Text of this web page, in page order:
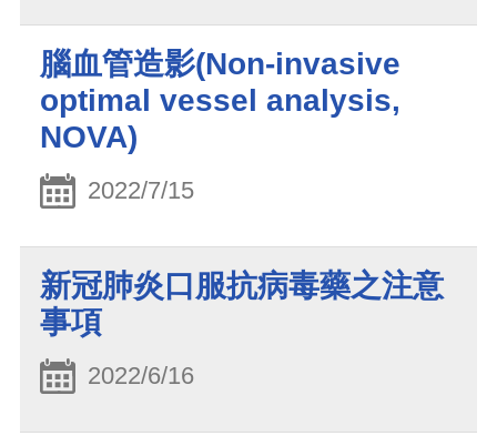
腦血管造影(Non-invasive
optimal vessel analysis,
NOVA)
2022/7/15
新冠肺炎口服抗病毒藥之注意
事項
2022/6/16